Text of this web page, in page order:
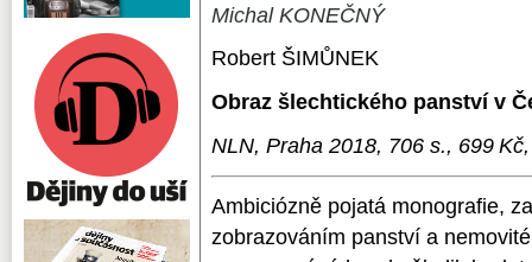
Michal KONEČNÝ
Robert ŠIMŮNEK
Obraz šlechtického panství v
NLN, Praha 2018, 706 s., 699
Ambiciózně pojatá monografie,
zobrazováním panství a